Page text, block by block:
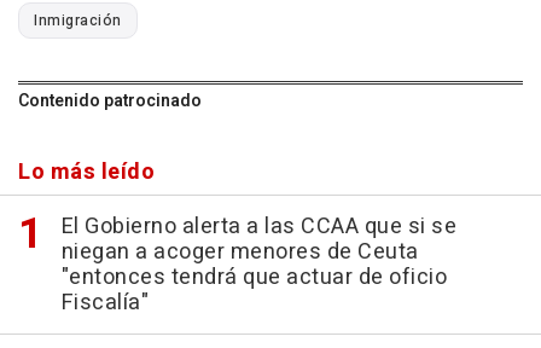
Inmigración
Contenido patrocinado
Lo más leído
El Gobierno alerta a las CCAA que si se
niegan a acoger menores de Ceuta
"entonces tendrá que actuar de oficio
Fiscalía"